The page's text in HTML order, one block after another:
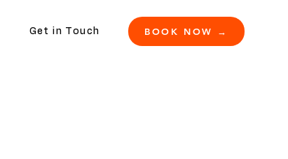
Get in Touch BOOK NOW →